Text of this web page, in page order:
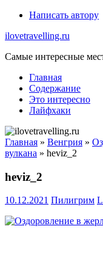
Skip
content
Написать автору
ilovetravelling.ru
Самые интересные
Главная
Содержание
Это интересно
Лайфхаки
Главная » Венгрия »
вулкана » heviz_2
heviz_2
10.12.2021 Пилигрим